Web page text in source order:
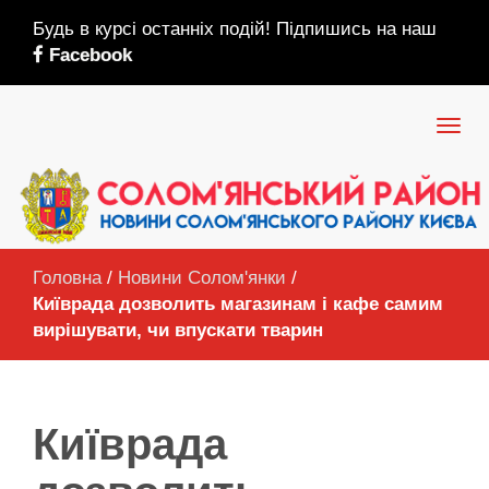
Будь в курсі останніх подій! Підпишись на наш
Facebook
Головна / Новини Солом'янки /
Київрада дозволить магазинам і кафе самим
вирішувати, чи впускати тварин
Київрада